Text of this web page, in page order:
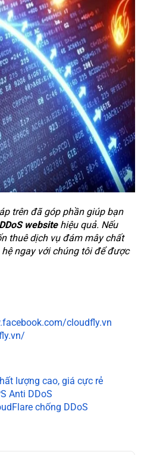
trên đã góp phần giúp bạn
websitehiệu quả. Nếu
thuê dịch vụ đám mây chất
ngay với chúng tôi để được
cloudfly.vn
lượng cao, giá cực rẻ
Anti DDoS
chống DDoS